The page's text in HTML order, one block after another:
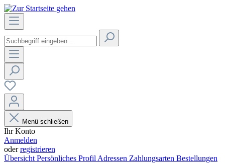
Menü schließen
Ihr Konto
Anmelden
oderregistrieren
Übersicht Persönliches Profil Adressen Zahlungsarten Bestellungen